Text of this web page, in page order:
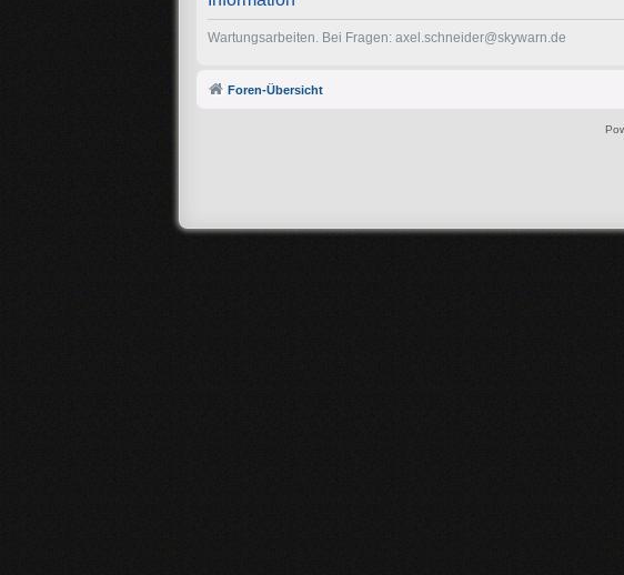
Wartungsarbeiten. Bei Fragen: axel.schneider@skywarn.de
Foren-Übersicht